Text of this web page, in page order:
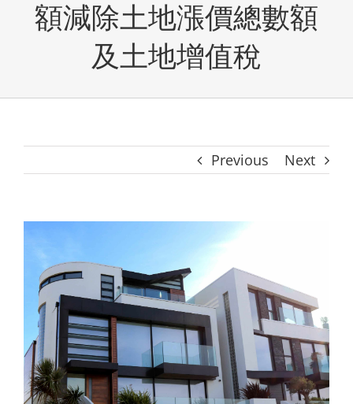
額減除土地漲價總數額
及土地增值稅
Previous Next
Larger
Image